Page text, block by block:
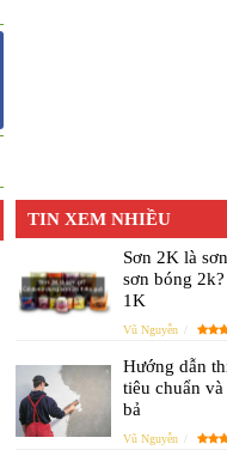
TIN XEM NHIỀU
Sơn 2K là
sơn bóng
1K
Vũ Nguyễn
Hướng dẫn
tiêu chuẩn
bả
Vũ Nguyễn